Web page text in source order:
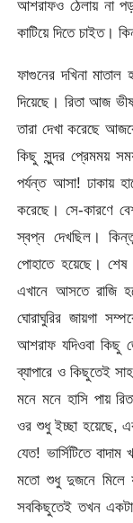
আশরাফও ঠেলায় না
কাটিয়ে দিতে চাইত।
ফাগুনের দখিনা
দিয়েছে। রিতা আজ
তারা দেখা করেছে
কিছু সুন্দর প্রেমময়
পর্যন্ত আসা! ঢাকায়
করেছে। সে-কারণে
স্বপ্ন দেখছিল।
পোহাতে হয়েছে।
এখানে আসতে রাজি
ঘোরাঘুরির জায়গা
আশরাফ যদিওবা কিছু
ব্যাপারে ও কিছুতেই
মনে মনে হাসি পায়
ওর শুধু ইচ্ছা হয়েছে,
যেত! ভার্সিটিতে
মতো শুধু দুজনে মিলে
সবকিছুতেই তখন